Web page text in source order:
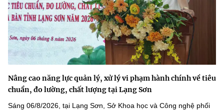
Nâng cao năng lực quản lý, xử lý vi phạm hành chính về tiêu
chuẩn, đo lường, chất lượng tại Lạng Sơn
Sáng 06/8/2026, tại Lạng Sơn, Sở Khoa học và Công nghệ phối